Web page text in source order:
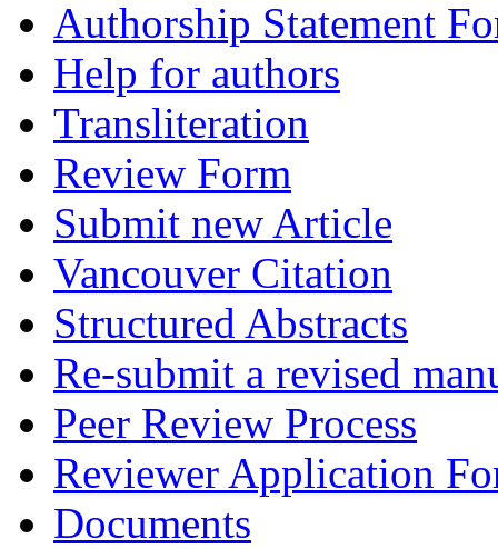
Authorship Statement
Help for authors
Transliteration
Review Form
Submit new Article
Vancouver Citation
Structured Abstracts
Re-submit a revised
Peer Review Process
Reviewer Application
Documents